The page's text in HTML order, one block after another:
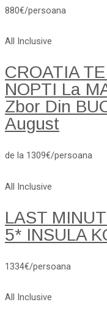
880€/persoana
All Inclusive
CROATIA
NOPTI La
Zbor Din
August
de la 1309€/persoana
All Inclusive
LAST
5* INSULA
1334€/persoana
All Inclusive